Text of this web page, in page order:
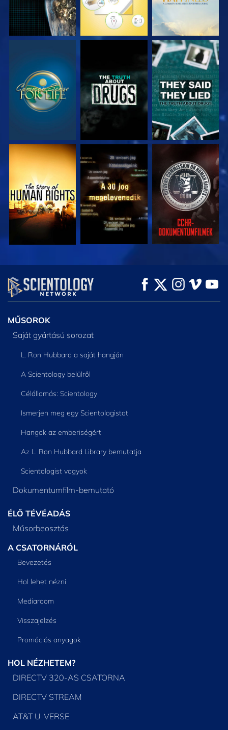
MŰSORNÉZÉS MŰSORNÉZÉS MŰSORNÉZÉS
MŰSORNÉZÉS MŰSORNÉZÉS MŰSORNÉZÉS
MŰSORNÉZÉS MŰSORNÉZÉS
A SOROZAT
RÉSZEI
MŰSOROK
Saját gyártású sorozat
L. Ron Hubbard a saját hangján
A Scientology belülről
Célállomás: Scientology
Ismerjen meg egy Scientologistot
Hangok az emberiségért
Az L. Ron Hubbard Library bemutatja
Scientologist vagyok
Dokumentumfilm-bemutató
ÉLŐ TÉVÉADÁS
Műsorbeosztás
A CSATORNÁRÓL
Bevezetés
Hol lehet nézni
Mediaroom
Visszajelzés
Promóciós anyagok
HOL NÉZHETEM?
DIRECTV 320-AS CSATORNA
DIRECTV STREAM
AT&T U-VERSE